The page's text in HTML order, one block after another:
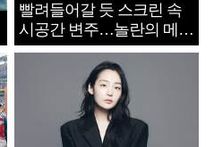
빨려들어갈 듯 스크린 속
시공간 변주…놀란의 메시
지는 ‘전쟁 속죄’